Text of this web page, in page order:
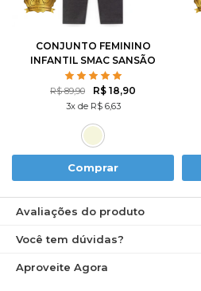
CONJUNTO FEMININO
INFANTIL SMAC SANSÃO
- TURMA DA MÔNICA
R$ 89,90 R$ 18,90
3x de R$ 6,63
Comprar
Avaliações do produto
Você tem dúvidas?
Aproveite Agora